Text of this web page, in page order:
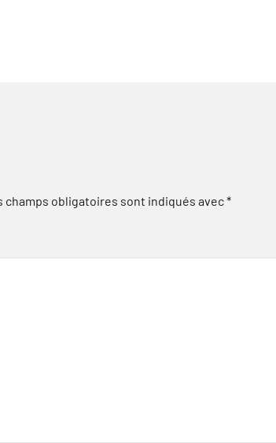
champs obligatoires sont indiqués avec*